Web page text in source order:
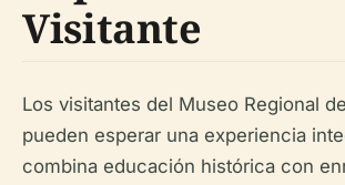
Visitante
Los visitantes del Museo Regional
pueden esperar una experiencia
combina educación histórica con